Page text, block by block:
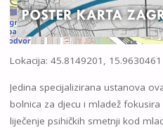
Lokacija: 45.8149201, 15.9630461
Jedina specijalizirana ustanova
bolnica za djecu i mladež
liječenje psihičkih smetnji kod